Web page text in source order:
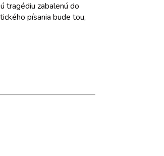
tragédiu zabalenú do
písania bude tou,